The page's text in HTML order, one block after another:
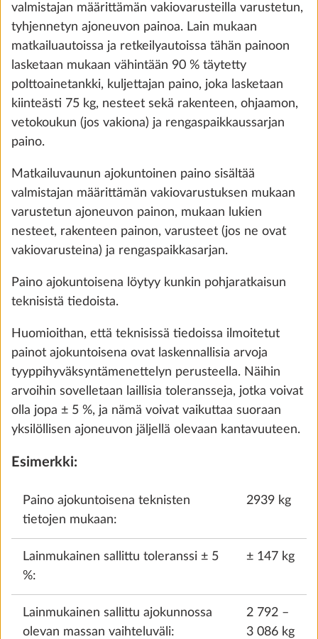
teknisillä muutoksilla
10,0 kg
Lisää
Etuikkuna jossa integroidut pimennys- ja
11,3 kg
Lisää
valmistajan määrittämän vakiovarusteilla varustetun,
tyhjennetyn ajoneuvon painoa. Lain mukaan
matkailuautoissa ja retkeilyautoissa tähän painoon
lasketaan mukaan vähintään 90 % täytetty
polttoainetankki, kuljettajan paino, joka lasketaan
kiinteästi 75 kg, nesteet sekä rakenteen, ohjaamon,
vetokoukun (jos vakiona) ja rengaspaikkaussarjan
paino.
Matkailuvaunun ajokuntoinen paino sisältää
valmistajan määrittämän vakiovarustuksen mukaan
varustetun ajoneuvon painon, mukaan lukien
nesteet, rakenteen painon, varusteet (jos ne ovat
vakiovarusteina) ja rengaspaikkasarjan.
Paino ajokuntoisena löytyy kunkin pohjaratkaisun
teknisistä tiedoista.
Huomioithan, että teknisissä tiedoissa ilmoitetut
painot ajokuntoisena ovat laskennallisia arvoja
tyyppihyväksyntämenettelyn perusteella. Näihin
arvoihin sovelletaan laillisia toleransseja, jotka voivat
olla jopa ± 5 %, ja nämä voivat vaikuttaa suoraan
yksilöllisen ajoneuvon jäljellä olevaan kantavuuteen.
Esimerkki:
Paino ajokuntoisena teknisten
tietojen mukaan:
2939 kg
Lainmukainen sallittu toleranssi ± 5
%:
± 147 kg
Lainmukainen sallittu ajokunnossa
olevan massan vaihteluväli:
2 792 –
3 086 kg